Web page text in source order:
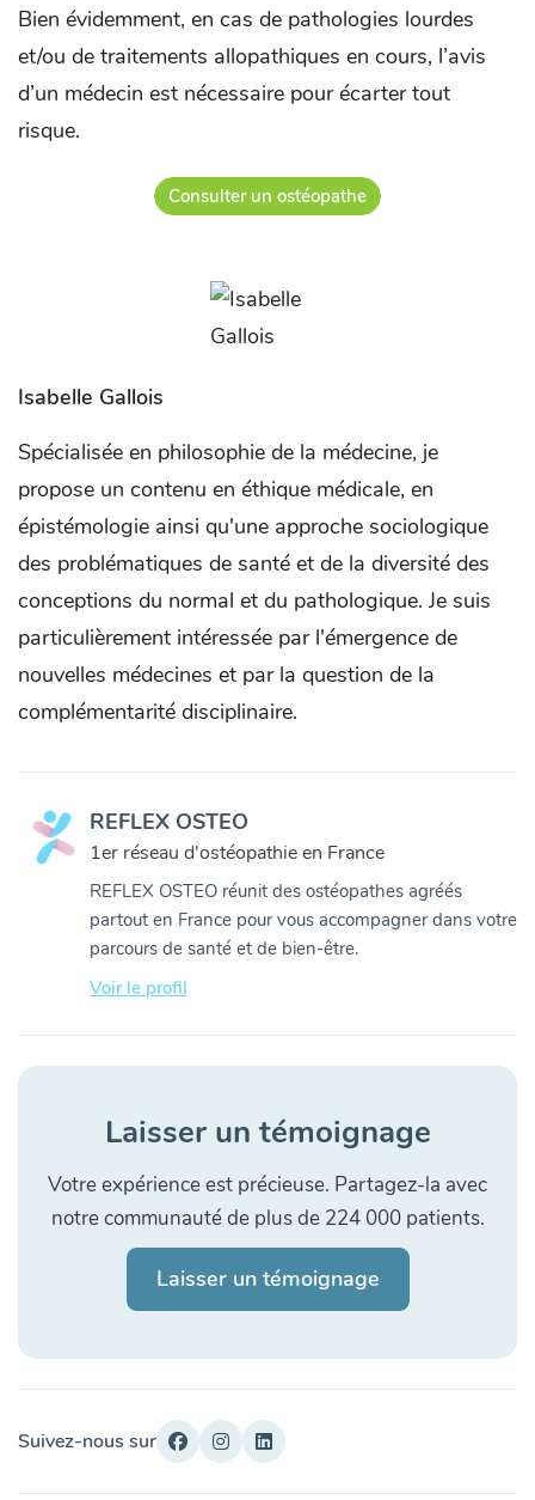
Bien évidemment, en cas de pathologies lourdes
et/ou de traitements allopathiques en cours, l’avis
d’un médecin est nécessaire pour écarter tout
risque.
Consulter un ostéopathe
Isabelle Gallois
Spécialisée en philosophie de la médecine, je
propose un contenu en éthique médicale, en
épistémologie ainsi qu'une approche sociologique
des problématiques de santé et de la diversité des
conceptions du normal et du pathologique. Je suis
particulièrement intéressée par l'émergence de
nouvelles médecines et par la question de la
complémentarité disciplinaire.
REFLEX OSTEO
1er réseau d'ostéopathie en France
REFLEX OSTEO réunit des ostéopathes agréés
partout en France pour vous accompagner dans votre
parcours de santé et de bien-être.
Voir le profil
Laisser un témoignage
Votre expérience est précieuse. Partagez-la avec
notre communauté de plus de 224 000 patients.
Laisser un témoignage
Suivez-nous sur